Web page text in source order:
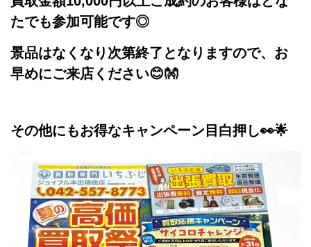
たでも参加可能です◎
景品はなくなり次第終了となりますので、お
早めにご来店ください😊👐
その他にもお得なキャンペーン目白押し👀🌟